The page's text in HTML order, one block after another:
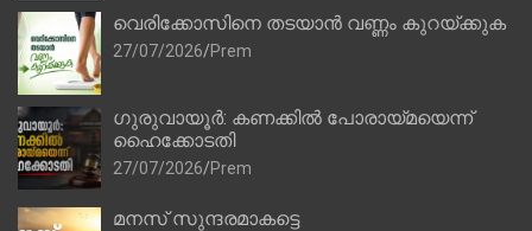
വെരിക്കോസിനെ തടയാൻ വണ്ണം കുറയ്ക്കുക
27/07/2026 Prem
ഗുരുവായൂർ: കണക്കിൽ പോരായ്മയെന്ന്
ഹൈക്കോടതി
27/07/2026 Prem
മനസ് സുന്ദരമാകട്ടെ